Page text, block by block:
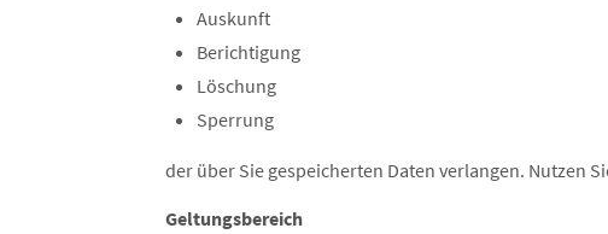
Auskunft
Berichtigung
Löschung
Sperrung
der über Sie gespeicherten Daten verlangen. Nutzen
Geltungsbereich